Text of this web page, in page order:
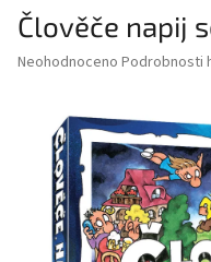
Člověče napij
Průměrné
hvězdiček.
Neohodnoceno Podrobnosti